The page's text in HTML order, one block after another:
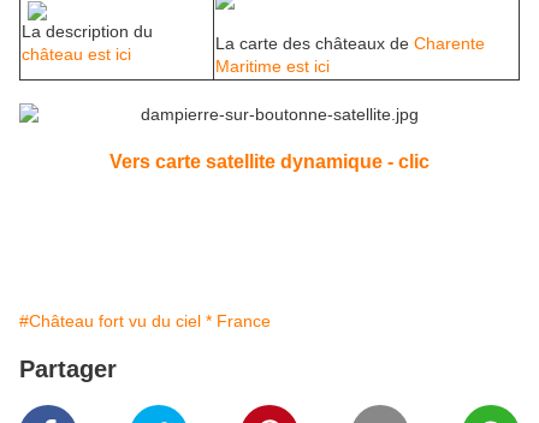
La description du
château est ici
La carte des châteaux de Charente
Maritime est ici
Vers carte satellite dynamique - clic
#Château fort vu du ciel * France
Partager